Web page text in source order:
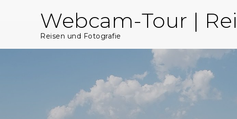
Webcam-Tour |
Reisen und Fotografie